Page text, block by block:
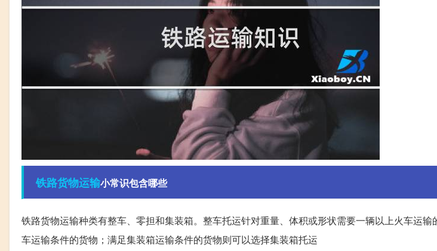
铁路货物运输小常识包含哪些
铁路货物运输种类有整车、零担和集装箱。整车托运针对重量、体积或形状需要一辆以上火车运
车运输条件的货物；满足集装箱运输条件的货物则可以选择集装箱托运